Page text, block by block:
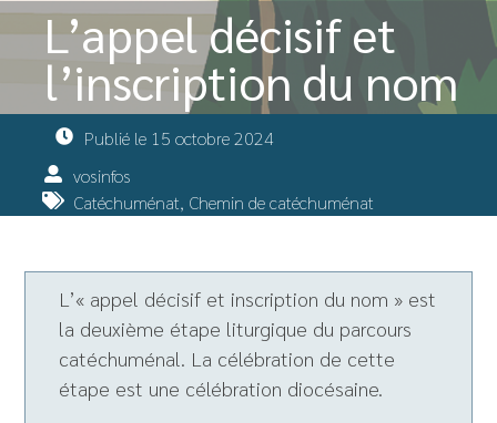
L’appel décisif et
l’inscription du nom
Publié le 15 octobre 2024
vosinfos
Catéchuménat, Chemin de catéchuménat
L’« appel décisif et inscription du nom » est
la deuxième étape liturgique du parcours
catéchuménal. La célébration de cette
étape est une célébration diocésaine.